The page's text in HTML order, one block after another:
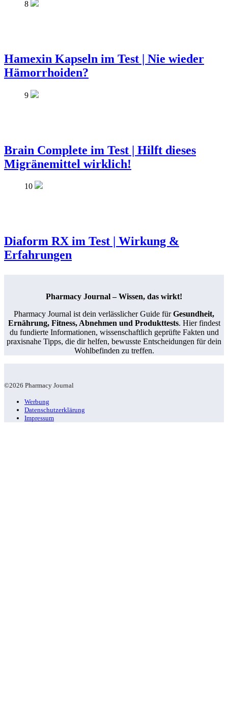
8
Hamexin Kapseln im Test | Nie wieder
Hämorrhoiden?
9
Brain Complete im Test | Hilft dieses
Migränemittel wirklich!
10
Diaform RX im Test | Wirkung &
Erfahrungen
Pharmacy Journal – Wissen, das wirkt!
Pharmacy Journal ist dein verlässlicher Guide fürGesundheit,
Ernährung, Fitness, Abnehmen und Produkttests. Hier findest
du fundierte Informationen, wissenschaftlich geprüfte Fakten und
praxisnahe Tipps, die dir helfen, bewusste Entscheidungen für dein
Wohlbefinden zu treffen.
©2026 Pharmacy Journal
Werbung
Datenschutzerklärung
Impressum